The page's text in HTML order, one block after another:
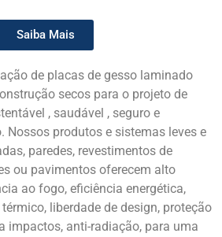
Saiba Mais
de placas de gesso laminado
secos para o projeto de
, saudável , seguro e
Nossos produtos e sistemas leves e
paredes, revestimentos de
ou pavimentos oferecem alto
ao fogo, eficiência energética,
liberdade de design, proteção
impactos, anti-radiação, para uma